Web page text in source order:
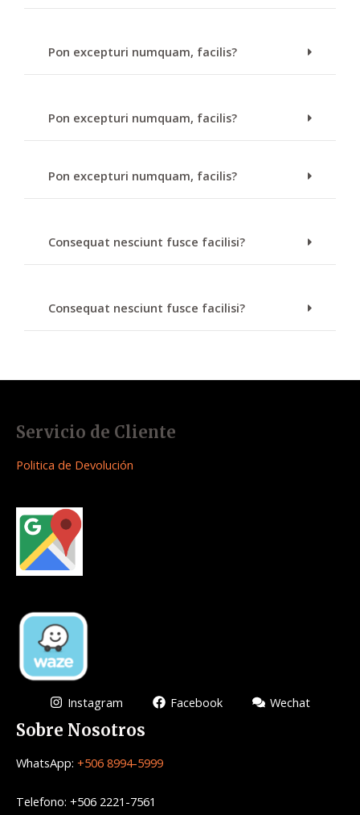
Pon excepturi numquam, facilis?
Pon excepturi numquam, facilis?
Pon excepturi numquam, facilis?
Consequat nesciunt fusce facilisi?
Consequat nesciunt fusce facilisi?
Servicio de Cliente
Politica de Devolución
Instagram Facebook Wechat
Sobre Nosotros
WhatsApp: +506 8994-5999
Telefono: +506 2221-7561